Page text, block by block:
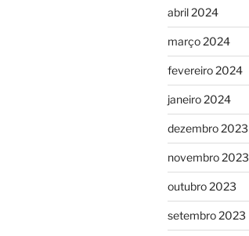
abril 2024
março 2024
fevereiro 2024
janeiro 2024
dezembro 2023
novembro 2023
outubro 2023
setembro 2023